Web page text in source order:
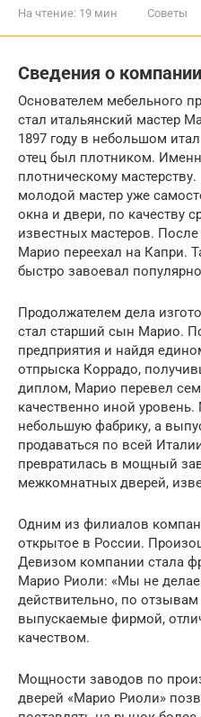
На чтение: 19 мин Советы
Сведения о компании
Основателем мебельного
стал итальянский мастер
1897 году в небольшом
отец был плотником.
плотническому
молодой мастер уже
окна и двери, по качеству
известных мастеров.
Марио переехал на Капри.
быстро завоевал
Продолжателем дела
стал старший сын Марио.
предприятия и найдя
отпрыска Коррадо,
диплом, Марио перевел
качественно иной уровень.
небольшую фабрику, а
продаваться по всей
превратилась в мощный
межкомнатных дверей,
Одним из филиалов
открытое в России.
Девизом компании стала
Марио Риоли: «Мы не
действительно, по
выпускаемые фирмой,
качеством.
Мощности заводов по
дверей «Марио Риоли»